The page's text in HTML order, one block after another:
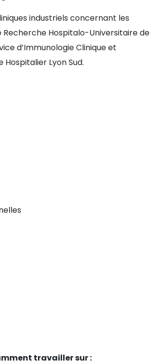
industriels concernant les
Hospitalo-Universitaire de
d’Immunologie Clinique et
Lyon Sud.
travailler sur :